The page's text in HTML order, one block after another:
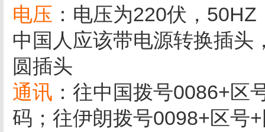
电压 ：电压为220伏，
中国人应该带电源转换插头
圆插头
通讯 ：往中国拨号0086+区
码；往伊朗拨号0098+区号